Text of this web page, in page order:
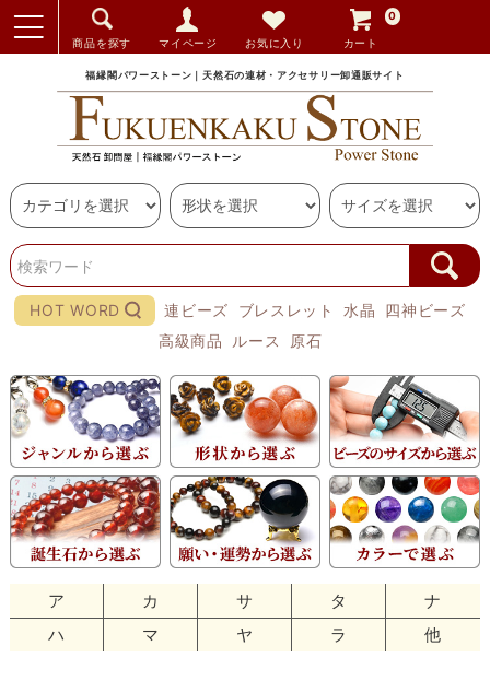
商品を探す マイページ お気に入り カート
0
福縁閣パワーストーン｜天然石の連材・アクセサリー卸通販サイト
HOT WORD 連ビーズ ブレスレット 水晶
四神ビーズ
高級商品
ルース 原石
ア カ サ タ
ナ
ハ
マ ヤ ラ 他